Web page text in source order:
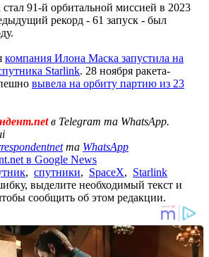
91-й орбитальной миссией в 2023
рекорд - 61 запуск - был
компания Илона Маска запустила на
Starlink. 28 ноября ракета-
вывела на орбиту партию из 23
в Telegram та WhatsApp.
та WhatsApp
в Google News
, спутники, SpaceX, Starlink
выделите необходимый текст и
сообщить об этом редакции.